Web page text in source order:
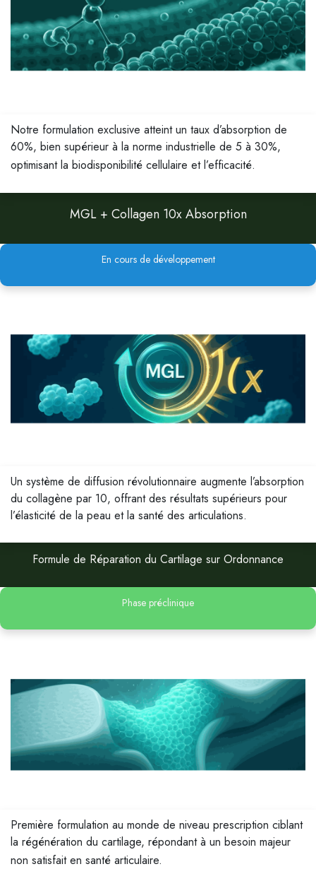
Notre formulation exclusive atteint un taux d’absorption de
60%, bien supérieur à la norme industrielle de 5 à 30%,
optimisant la biodisponibilité cellulaire et l’efficacité.
MGL + Collagen 10x Absorption
En cours de développement
Un système de diffusion révolutionnaire augmente l’absorption
du collagène par 10, offrant des résultats supérieurs pour
l’élasticité de la peau et la santé des articulations.
Formule de Réparation du Cartilage sur Ordonnance
Phase préclinique
Première formulation au monde de niveau prescription ciblant
la régénération du cartilage, répondant à un besoin majeur
non satisfait en santé articulaire.